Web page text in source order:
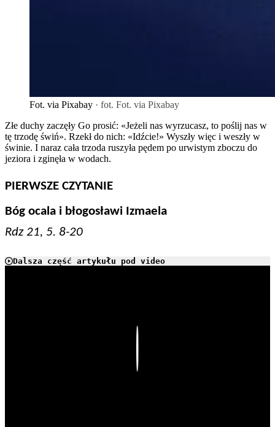
Fot. via Pixabay · fot. Fot. via Pixabay
Złe duchy zaczęły Go prosić: «Jeżeli nas wyrzucasz, to poślij nas w
tę trzodę świń». Rzekł do nich: «Idźcie!» Wyszły więc i weszły w
świnie. I naraz cała trzoda ruszyła pędem po urwistym zboczu do
jeziora i zginęła w wodach.
PIERWSZE CZYTANIE
Bóg ocala i błogosławi Izmaela
Rdz 21, 5. 8-20
Dalsza część artykułu pod video